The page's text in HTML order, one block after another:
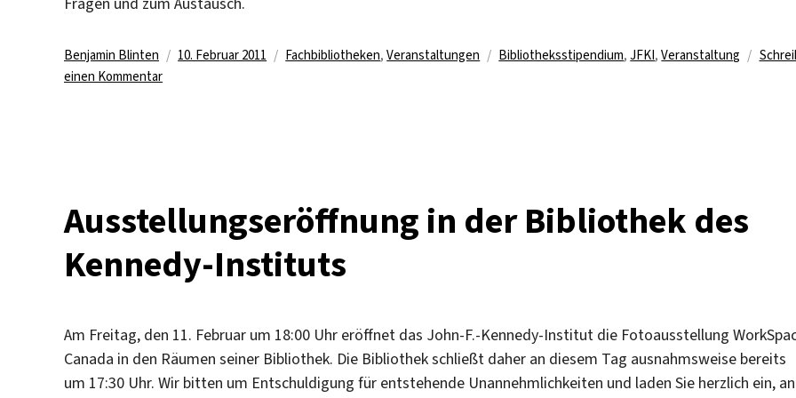
Autor
Benjamin Blinten
Veröffentlicht
10. Februar 2011 Kategorien
Fachbibliotheken,Veranstaltungen Schlagwörter
Bibliotheksstipendium,JFKI,Veranstaltung
einen Kommentarzu
stellen
vor
Ausstellungseröffnung in der Bibliothek des
Kennedy-Instituts
Am Freitag, den 11. Februar um 18:00 Uhr eröffnet das John-F.-Kennedy-Institut die Fotoausstellung
Canada in den Räumen seiner Bibliothek. Die Bibliothek schließt daher an diesem Tag ausnahmsweise bereits
um 17:30 Uhr. Wir bitten um Entschuldigung für entstehende Unannehmlichkeiten und laden Sie herzlich ein, an